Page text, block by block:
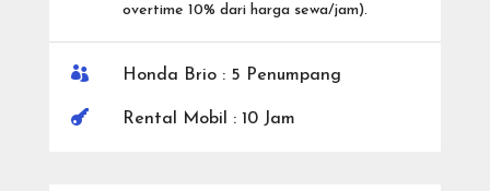
overtime 10% dari harga sewa/jam).
 Honda Brio : 5 Penumpang
 Rental Mobil : 10 Jam